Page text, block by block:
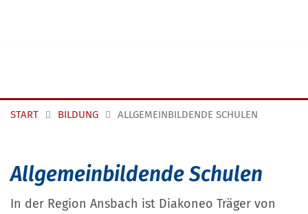
START BILDUNG ALLGEMEINBILDENDE SCHULEN
Allgemeinbildende Schulen
In der Region Ansbach ist Diakoneo Träger von